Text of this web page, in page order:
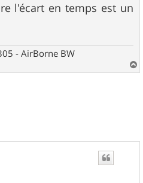
l'écart en temps est un
- AirBorne BW
a